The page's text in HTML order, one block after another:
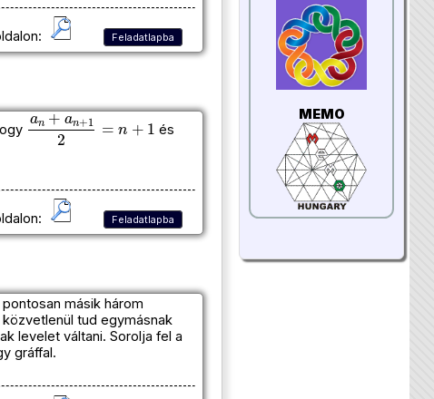
Feladatlapba
an+a n+12
és
Feladatlapba
másik három
tud egymásnak
levelet váltani. Sorolja fel a
gráffal.
MEMO